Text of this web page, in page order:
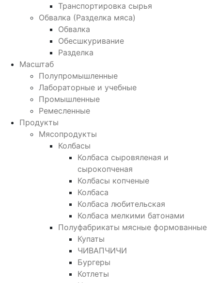
Транспортировка сырья
Обвалка (Разделка мяса)
Обвалка
Обесшкуривание
Разделка
Масштаб
Полупромышленные
Лабораторные и учебные
Промышленные
Ремесленные
Продукты
Мясопродукты
Колбасы
Колбаса сыровяленая и
сырокопченая
Колбасы копченые
Колбаса
Колбаса любительская
Колбаса мелкими батонами
Полуфабрикаты мясные формованные
Купаты
ЧИВАПЧИЧИ
Бургеры
Котлеты